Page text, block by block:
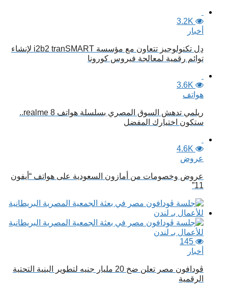
3.2K
أخبار
دِل تكنولوجيز تتعاون مع مؤسسة i2b2 tranSMART لإنشاء
توائم رقمية لمعالجة فيروس كورونا
3.6K
هواتف
ريلمي تدهش السوق المصري بسلسلة هواتف realme 8..
ستكون اختيارك المفضل
4.6K
عروض
عروض وخصومات من أمازون السعودية على هواتف “أيفون
11”
145
أخبار
ڤودافون مصر تعلن ضخ 20 مليار جنيه لتطوير البنية التحتية
الرقمية